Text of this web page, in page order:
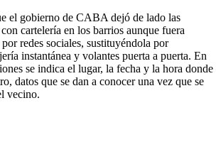
el gobierno de CABA dejó de lado las
cartelería en los barrios aunque fuera
redes sociales, sustituyéndola por
instantánea y volantes puerta a puerta. En
se indica el lugar, la fecha y la hora donde
datos que se dan a conocer una vez que se
vecino.